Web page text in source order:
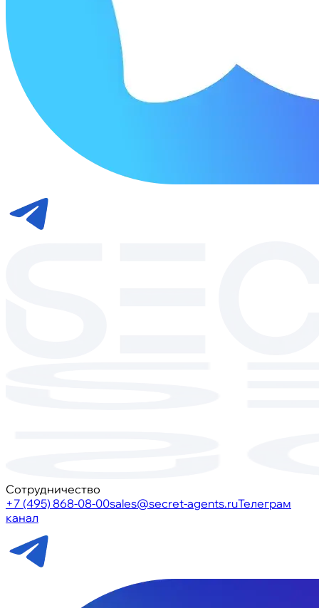
Сотрудничество
+7 (495) 868-08-00sales@secret-agents.ruТелеграм
канал